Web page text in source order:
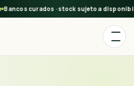
Bancos curados · stock sujeto a